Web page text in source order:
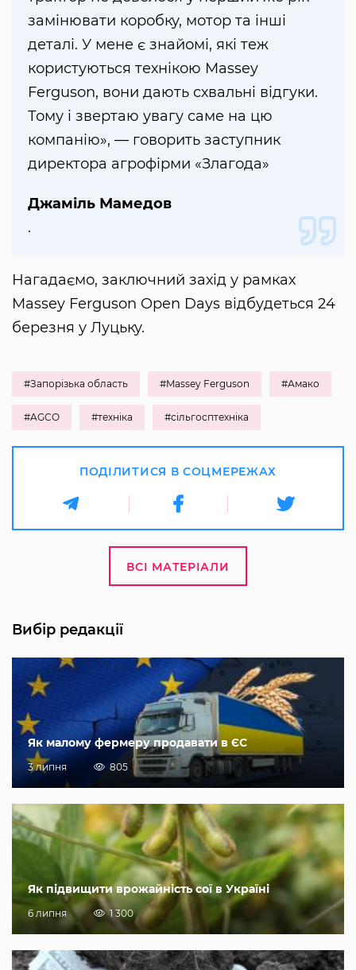
замінювати коробку, мотор та інші
деталі. У мене є знайомі, які теж
користуються технікою Massey
Ferguson, вони дають схвальні відгуки.
Тому і звертаю увагу саме на цю
компанію», — говорить заступник
директора агрофірми «Злагода»
Джаміль Мамедов
.
Нагадаємо, заключний захід у рамках
Massey Ferguson Open Days відбудеться 24
березня у Луцьку.
#Запорізька область #Massey Ferguson #Амако
#AGCO #техніка #сільгосптехніка
ПОДІЛИТИСЯ В СОЦМЕРЕЖАХ
ВСІ МАТЕРІАЛИ
Вибір редакції
Як малому фермеру продавати в ЄС
3 липня 805
Як підвищити врожайність сої в Україні
6 липня 1 300